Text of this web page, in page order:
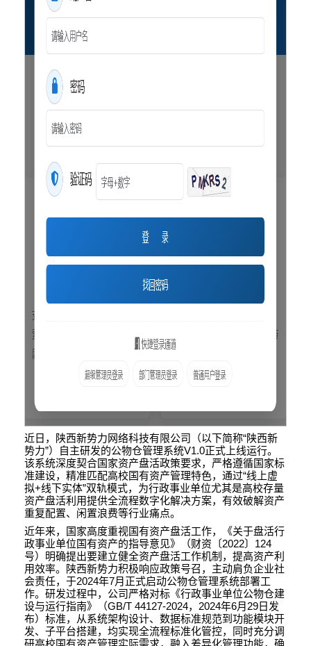
近日，陕西新势力网络科技有限公司（以下简称“陕西新
势力”）自主研发的公物仓管理系统V1.0正式上线运行。
该系统深度契合国家资产盘活政策要求，严格遵循国家标
准建设，精准匹配高校国有资产管理特色，通过“线上虚
拟+线下实体”双轨模式，为行政事业单位尤其是高校存量
资产盘活利用提供全流程数字化解决方案，有效破解资产
重复配置、闲置浪费等行业痛点。
近年来，国家高度重视国有资产盘活工作，《关于盘活行
政事业单位国有资产的指导意见》（财资〔 2022〕 124
号）明确提出要建立健全资产盘活工作机制，提高资产利
用效率。陕西新势力积极响应政策号召，主动肩负企业社
会责任，于2024年7月正式启动公物仓管理系统部署工
作。研发过程中，公司严格对标《行政事业单位公物仓建
设与运行指南》（GB/T 44127-2024， 2024年6月 29日发
布）标准，从系统架构设计、数据标准规范到功能模块开
发、子平台搭建，均实现全流程标准化管控，同时充分调